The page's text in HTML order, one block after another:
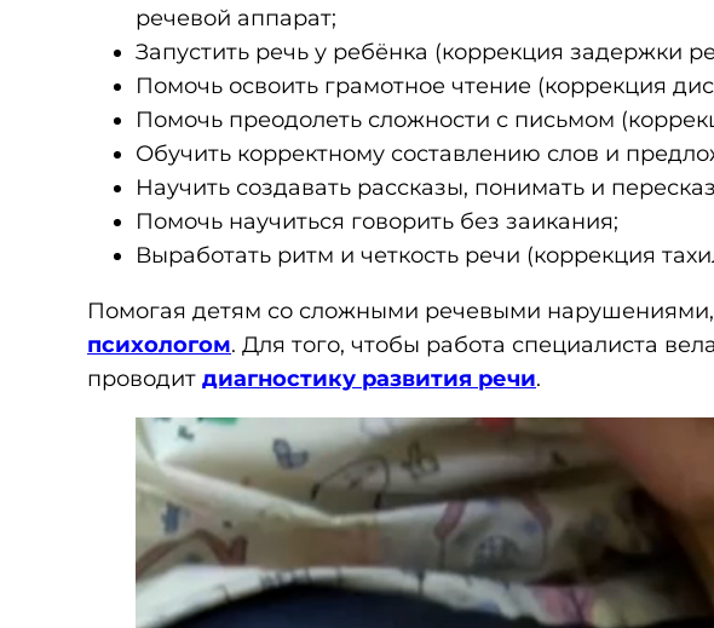
речевой аппарат;
Запустить речь у ребёнка (коррекция задержки
Помочь освоить грамотное чтение (коррекция
Помочь преодолеть сложности с письмом
Обучить корректному составлению слов и
Научить создавать рассказы, понимать и
Помочь научиться говорить без заикания;
Выработать ритм и четкость речи (коррекция
Помогая детям со сложными речевыми нарушениями,
психологом. Для того, чтобы работа специалиста
проводит диагностику развития речи.